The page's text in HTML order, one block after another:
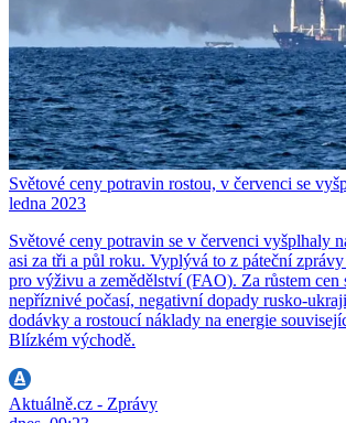
Světové ceny potravin rostou, v červenci se
ledna 2023
Světové ceny potravin se v červenci vyšplhaly
asi za tři a půl roku. Vyplývá to z páteční
pro výživu a zemědělství (FAO). Za růstem
nepříznivé počasí, negativní dopady rusko-
dodávky a rostoucí náklady na energie
Blízkém východě.
Aktuálně.cz - Zprávy